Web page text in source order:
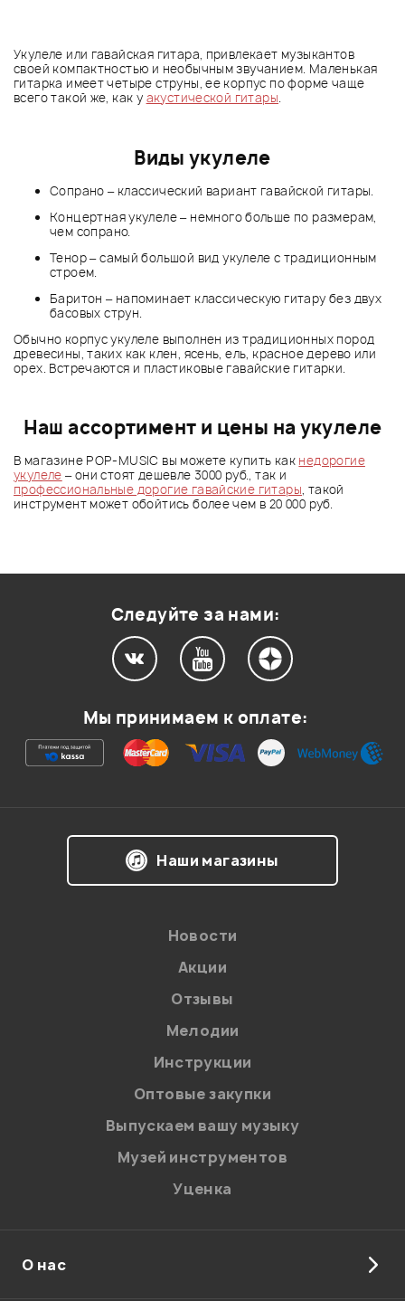
Укулеле или гавайская гитара, привлекает музыкантов
своей компактностью и необычным звучанием. Маленькая
гитарка имеет четыре струны, ее корпус по форме чаще
всего такой же, как у акустической гитары.
Виды укулеле
Сопрано – классический вариант гавайской гитары.
Концертная укулеле – немного больше по размерам,
чем сопрано.
Тенор – самый большой вид укулеле с традиционным
строем.
Баритон – напоминает классическую гитару без двух
басовых струн.
Обычно корпус укулеле выполнен из традиционных пород
древесины, таких как клен, ясень, ель, красное дерево или
орех. Встречаются и пластиковые гавайские гитарки.
Наш ассортимент и цены на укулеле
В магазине POP-MUSIC вы можете купить как недорогие
укулеле – они стоят дешевле 3000 руб., так и
профессиональные дорогие гавайские гитары, такой
инструмент может обойтись более чем в 20 000 руб.
Следуйте за нами:
Мы принимаем к оплате:
Наши магазины
Новости
Акции
Отзывы
Мелодии
Инструкции
Оптовые закупки
Выпускаем вашу музыку
Музей инструментов
Уценка
О нас